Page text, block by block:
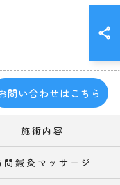
問い合わせはこちら
施術内容
問鍼灸マッサージ